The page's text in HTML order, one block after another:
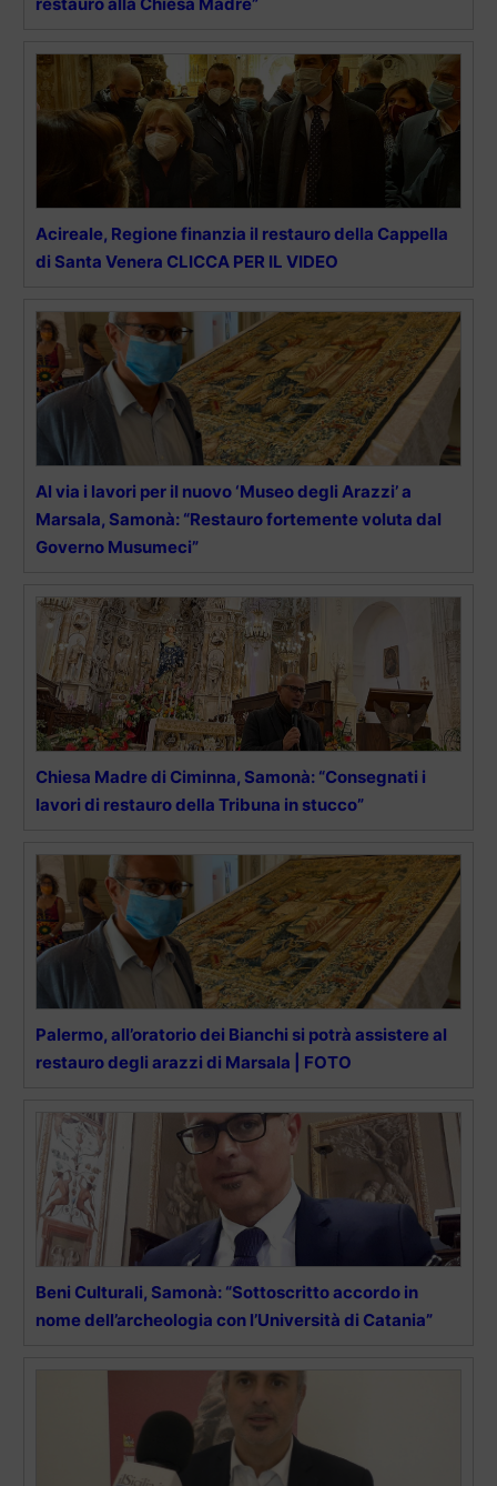
Acireale, Regione finanzia il restauro della Cappella
di Santa Venera CLICCA PER IL VIDEO
Al via i lavori per il nuovo ‘Museo degli Arazzi’ a
Marsala, Samonà: “Restauro fortemente voluta dal
Governo Musumeci”
Chiesa Madre di Ciminna, Samonà: “Consegnati i
lavori di restauro della Tribuna in stucco”
Palermo, all’oratorio dei Bianchi si potrà assistere al
restauro degli arazzi di Marsala | FOTO
Beni Culturali, Samonà: “Sottoscritto accordo in
nome dell’archeologia con l’Università di Catania”